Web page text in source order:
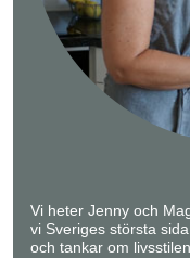
Vi heter Jenny och
vi Sveriges största
och tankar om livsstilen.